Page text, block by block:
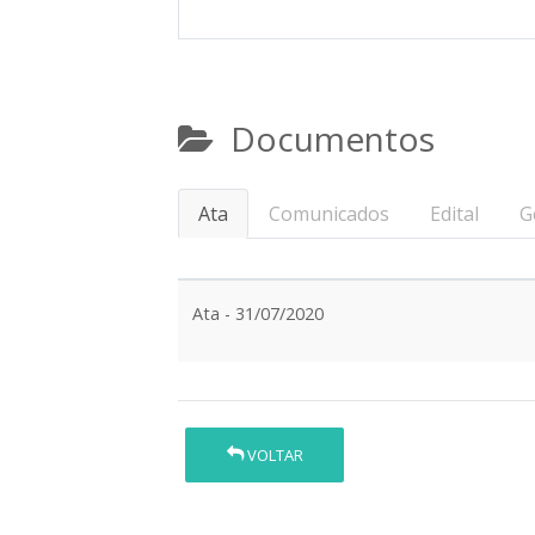
Documentos
Ata Comunicados Edital
Ata - 31/07/2020
VOLTAR